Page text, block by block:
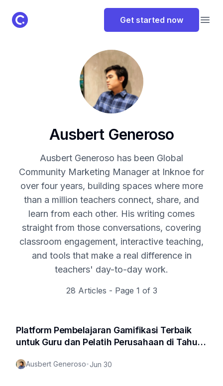
ClassPoint Logo Get started now
Ausbert Generoso
Ausbert Generoso has been Global
Community Marketing Manager at Inknoe for
over four years, building spaces where more
than a million teachers connect, share, and
learn from each other. His writing comes
straight from those conversations, covering
classroom engagement, interactive teaching,
and tools that make a real difference in
teachers' day-to-day work.
28 Articles - Page 1 of 3
Platform Pembelajaran Gamifikasi Terbaik
untuk Guru dan Pelatih Perusahaan di Tahun
Ausbert Generoso•Jun 30